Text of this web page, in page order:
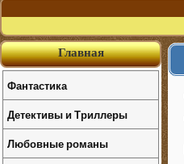
Главная
Фантастика
Детективы и Триллеры
Любовные романы